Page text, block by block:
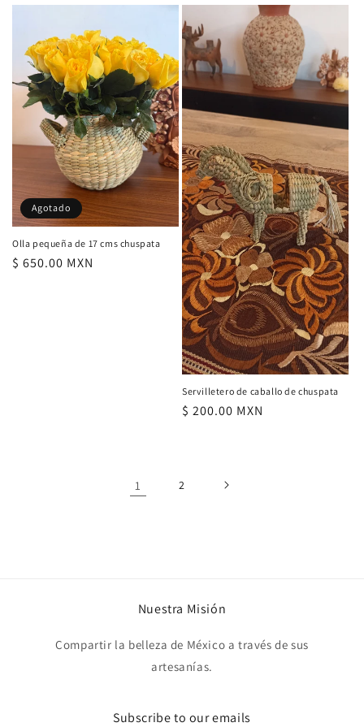
Agotado
Olla pequeña de 17 cms chuspata
Precio
$ 650.00 MXN
Servilletero de caballo de chuspata
Precio
$ 200.00 MXN
1 2
Nuestra Misión
Compartir la belleza de México a través de sus
artesanías.
Subscribe to our emails